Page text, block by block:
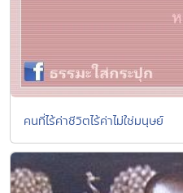
คนที่ไร้ค่าชีวิตไร้ค่าไม่ใช่มนุษย์